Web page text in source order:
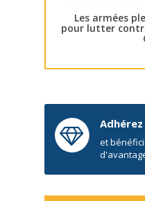
Les armées
pour lutter
Adhérez
et